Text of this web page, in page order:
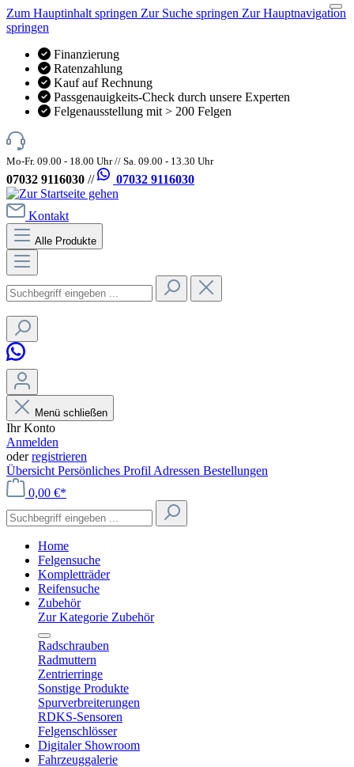
Zum Hauptinhalt springen Zur Suche springen Zur Hauptnavigation
springen
Finanzierung
Ratenzahlung
Kauf auf Rechnung
Passgenauigkeits-Check durch unsere Experten
Felgenausstellung mit > 200 Felgen
Mo-Fr. 09.00 - 18.00 Uhr // Sa. 09.00 - 13.30 Uhr
07032 9116030 // 07032 9116030
Kontakt
Alle Produkte
Menü schließen
Ihr Konto
Anmelden
oderregistrieren
Übersicht Persönliches Profil Adressen Bestellungen
0,00 €*
Home
Felgensuche
Kompletträder
Reifensuche
Zubehör
Zur Kategorie Zubehör
Radschrauben
Radmuttern
Zentrierringe
Sonstige Produkte
Spurverbreiterungen
RDKS-Sensoren
Felgenschlösser
Digitaler Showroom
Fahrzeuggalerie